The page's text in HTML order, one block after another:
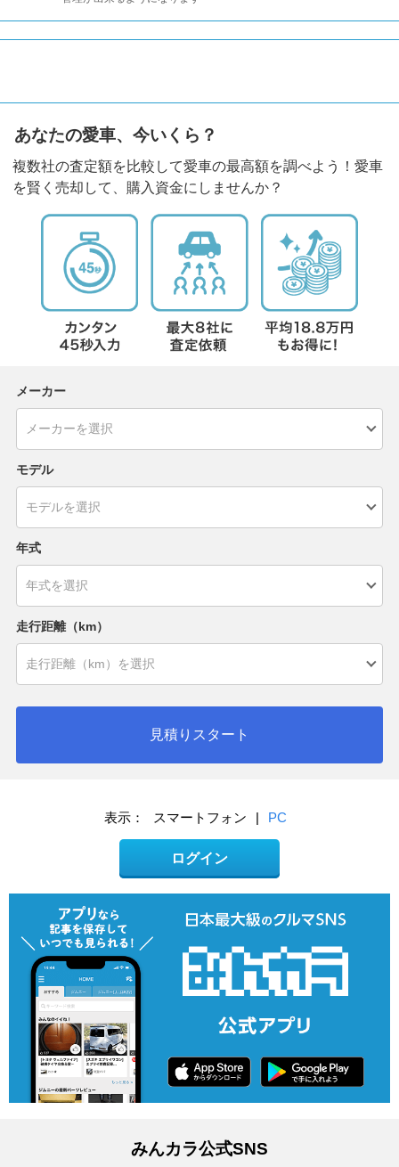
あなたの愛車、今いくら？
複数社の査定額を比較して愛車の最高額を調べよう！愛車
を賢く売却して、購入資金にしませんか？
メーカー
モデル
年式
走行距離（km）
見積りスタート
表示： スマートフォン | PC
ログイン
みんカラ公式SNS